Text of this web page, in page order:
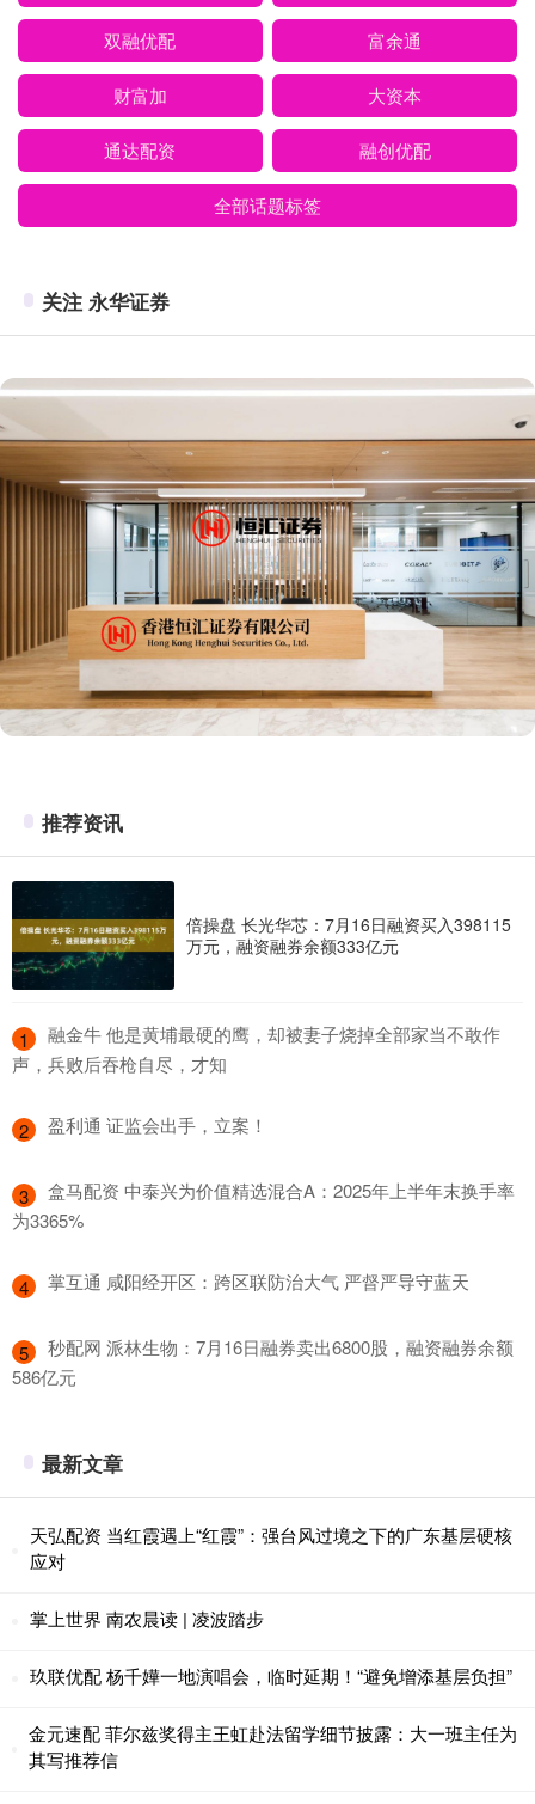
双融优配 富余通
财富加 大资本
通达配资 融创优配
全部话题标签
关注 永华证券
推荐资讯
倍操盘 长光华芯：7月16日融资买入398115
万元，融资融券余额333亿元
1
​融金牛 他是黄埔最硬的鹰，却被妻子烧掉全部家当不敢作
声，兵败后吞枪自尽，才知
2 ​盈利通 证监会出手，立案！
3
​盒马配资 中泰兴为价值精选混合A：2025年上半年末换手率
为3365%
4 ​掌互通 咸阳经开区：跨区联防治大气 严督严导守蓝天
5
​秒配网 派林生物：7月16日融券卖出6800股，融资融券余额
586亿元
最新文章
天弘配资 当红霞遇上“红霞”：强台风过境之下的广东基层硬核
应对
掌上世界 南农晨读 | 凌波踏步
玖联优配 杨千嬅一地演唱会，临时延期！“避免增添基层负担”
金元速配 菲尔兹奖得主王虹赴法留学细节披露：大一班主任为
其写推荐信